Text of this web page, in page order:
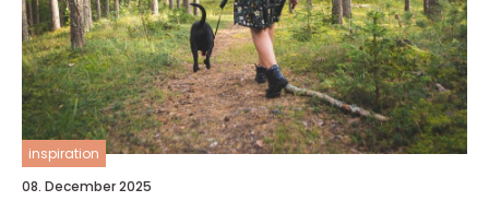
inspiration
08. December 2025